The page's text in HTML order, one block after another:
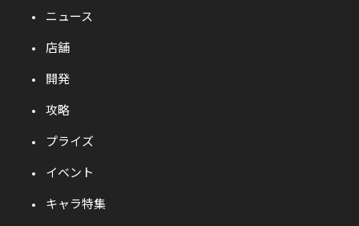
ニュース
店舗
開発
攻略
プライズ
イベント
キャラ特集